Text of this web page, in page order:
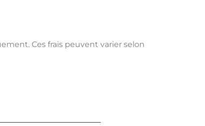
Ces frais peuvent varier selon